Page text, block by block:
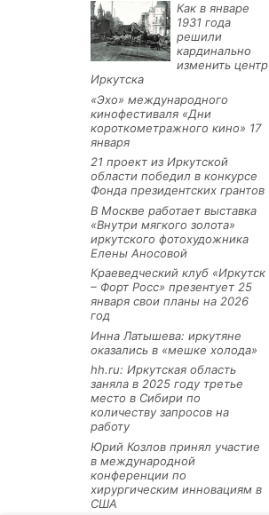
Как в январе
1931 года
решили
кардинально
изменить центр
Иркутска
«Эхо» международного
кинофестиваля «Дни
короткометражного кино» 17
января
21 проект из Иркутской
области победил в конкурсе
Фонда президентских грантов
В Москве работает выставка
«Внутри мягкого золота»
иркутского фотохудожника
Елены Аносовой
Краеведческий клуб «Иркутск
– Форт Росс» презентует 25
января свои планы на 2026
год
Инна Латышева: иркутяне
оказались в «мешке холода»
hh.ru: Иркутская область
заняла в 2025 году третье
место в Сибири по
количеству запросов на
работу
Юрий Козлов принял участие
в международной
конференции по
хирургическим инновациям в
США